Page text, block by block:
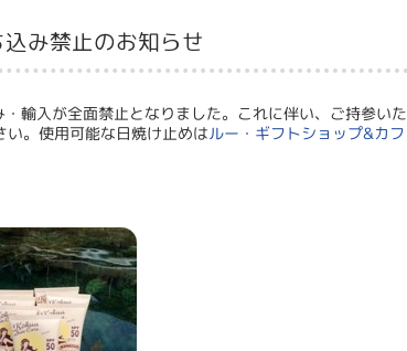
み禁止のお知らせ
輸入が全面禁止となりました。これに伴い、ご持参いた
。使用可能な日焼け止めはルー・ギフトショップ&カフ